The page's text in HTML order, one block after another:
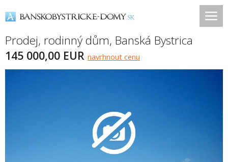
Prodej, rodinný dům, Banská Bystrica
145 000,00 EUR navrhnout cenu